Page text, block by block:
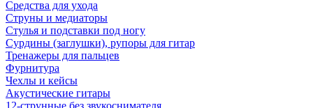
Средства для ухода
Струны и медиаторы
Стулья и подставки под ногу
Сурдины (заглушки), рупоры для гитар
Тренажеры для пальцев
Фурнитура
Чехлы и кейсы
Акустические гитары
12-струнные без звукоснимателя